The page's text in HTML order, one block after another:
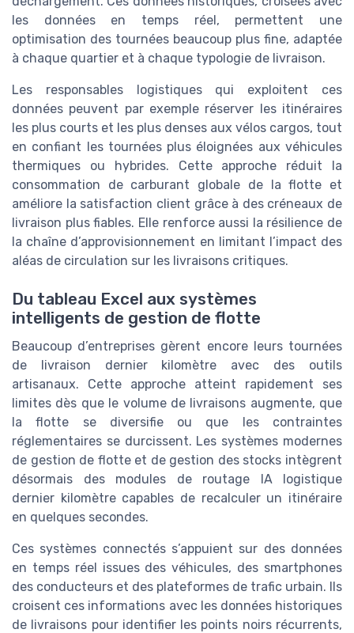
les données en temps réel, permettent une
optimisation des tournées beaucoup plus fine, adaptée
à chaque quartier et à chaque typologie de livraison.
Les responsables logistiques qui exploitent ces
données peuvent par exemple réserver les itinéraires
les plus courts et les plus denses aux vélos cargos, tout
en confiant les tournées plus éloignées aux véhicules
thermiques ou hybrides. Cette approche réduit la
consommation de carburant globale de la flotte et
améliore la satisfaction client grâce à des créneaux de
livraison plus fiables. Elle renforce aussi la résilience de
la chaîne d’approvisionnement en limitant l’impact des
aléas de circulation sur les livraisons critiques.
Du tableau Excel aux systèmes
intelligents de gestion de flotte
Beaucoup d’entreprises gèrent encore leurs tournées
de livraison dernier kilomètre avec des outils
artisanaux. Cette approche atteint rapidement ses
limites dès que le volume de livraisons augmente, que
la flotte se diversifie ou que les contraintes
réglementaires se durcissent. Les systèmes modernes
de gestion de flotte et de gestion des stocks intègrent
désormais des modules de routage IA logistique
dernier kilomètre capables de recalculer un itinéraire
en quelques secondes.
Ces systèmes connectés s’appuient sur des données
en temps réel issues des véhicules, des smartphones
des conducteurs et des plateformes de trafic urbain. Ils
croisent ces informations avec les données historiques
de livraisons pour identifier les points noirs récurrents,